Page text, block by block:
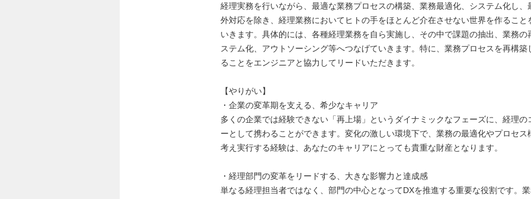
経理実務を行いながら、最適な業務プロセスの構築、業務最適化、システム化し、
外対応を除き、経理業務においてヒトの手をほとんど介在させない世界を作ること
いきます。具体的には、各種経理業務を自ら実施し、その中で課題の抽出、業務の
ステム化、アウトソーシング等へつなげていきます。特に、業務プロセスを再構築
ることをエンジニアと協力してリードいただきます。
【やりがい】
・企業の変革期を支える、希少なキャリア
多くの企業では経験できない「再上場」というダイナミックなフェーズに、経理の
ーとして携わることができます。変化の激しい環境下で、業務の最適化やプロセス
考え実行する経験は、あなたのキャリアにとっても貴重な財産となります。
・経理部門の変革をリードする、大きな影響力と達成感
単なる経理担当者ではなく、部門の中心となってDXを推進する重要な役割です。